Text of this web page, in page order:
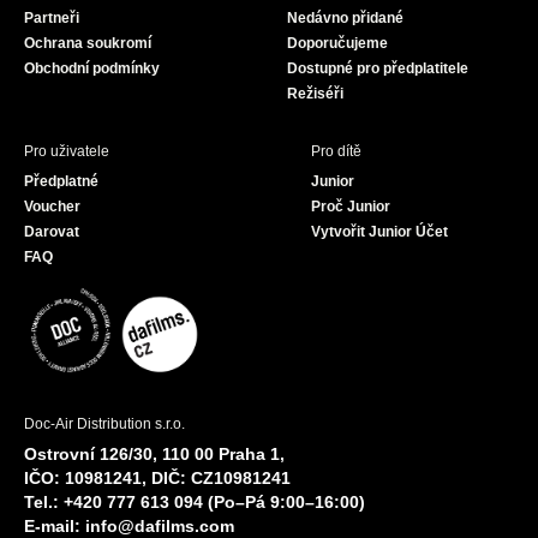
Partneři
Ochrana soukromí
Obchodní podmínky
Nedávno přidané
Doporučujeme
Dostupné pro předplatitele
Režiséři
Pro uživatele
Předplatné
Voucher
Darovat
FAQ
Pro dítě
Junior
Proč Junior
Vytvořit Junior Účet
Doc-Air Distribution s.r.o.
Ostrovní 126/30, 110 00 Praha 1,
IČO: 10981241, DIČ: CZ10981241
Tel.: +420 777 613 094 (Po–Pá 9:00–16:00)
E-mail: info@dafilms.com